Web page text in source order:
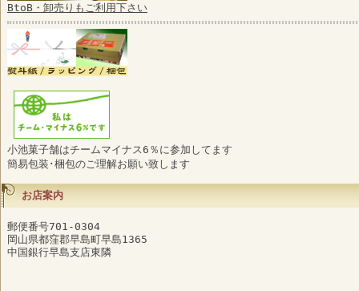
BtoB・卸売りもご利用下さい
小池菓子舗はチームマイナス6％に参加してます
簡易包装･梱包のご理解お願い致します
お店案内
郵便番号701-0304
岡山県都窪郡早島町早島1365
中国銀行早島支店東隣